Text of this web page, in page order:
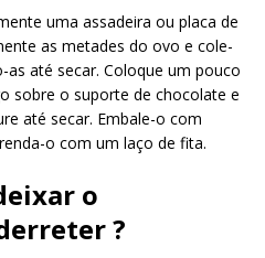
uma assadeira ou placa de
as metades do ovo e cole-
as até secar. Coloque um pouco
sobre o suporte de chocolate e
até secar. Embale-o com
o com um laço de fita.
o
?